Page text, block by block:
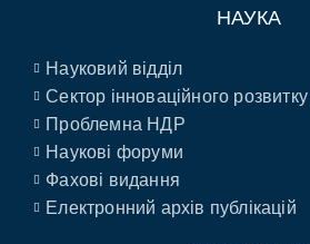
НАУКА
Науковий відділ
Сектор інноваційного розвитку
Проблемна НДР
Наукові форуми
Фахові видання
Електронний архів публікацій